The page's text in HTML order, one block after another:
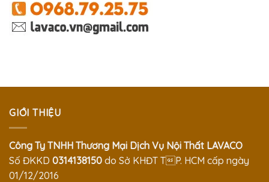
GIỚI THIỆU
Công Ty TNHH Thương Mại Dịch Vụ Nội Thất LAVACO
Số ĐKKD 0314138150 do Sở KHĐT TP. HCM cấp ngày
01/12/2016